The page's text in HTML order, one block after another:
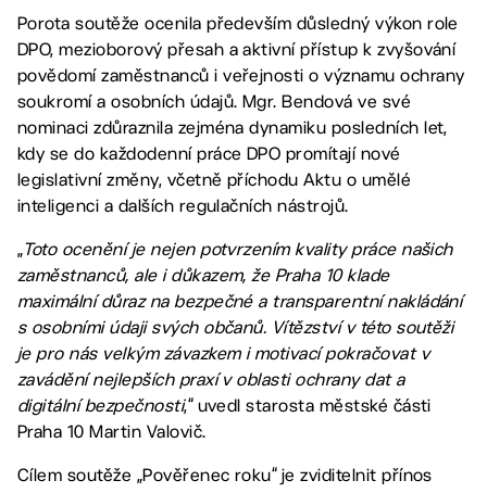
Porota soutěže ocenila především důsledný výkon role
DPO, mezioborový přesah a aktivní přístup k zvyšování
povědomí zaměstnanců i veřejnosti o významu ochrany
soukromí a osobních údajů. Mgr. Bendová ve své
nominaci zdůraznila zejména dynamiku posledních let,
kdy se do každodenní práce DPO promítají nové
legislativní změny, včetně příchodu Aktu o umělé
inteligenci a dalších regulačních nástrojů.
„Toto ocenění je nejen potvrzením kvality práce našich
zaměstnanců, ale i důkazem, že Praha 10 klade
maximální důraz na bezpečné a transparentní nakládání
s osobními údaji svých občanů. Vítězství v této soutěži
je pro nás velkým závazkem i motivací pokračovat v
zavádění nejlepších praxí v oblasti ochrany dat a
digitální bezpečnosti,“ uvedl starosta městské části
Praha 10 Martin Valovič.
Cílem soutěže „Pověřenec roku“ je zviditelnit přínos